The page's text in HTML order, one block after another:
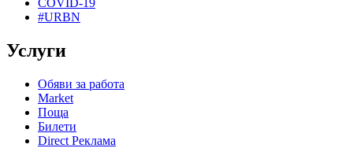
#URBN
Услуги
Обяви за работа
Market
Поща
Билети
Direct Реклама